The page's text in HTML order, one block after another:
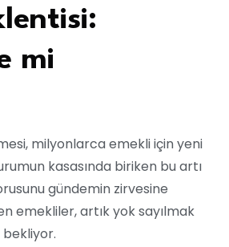
mi
milyonlarca emekli için yeni
kasasında biriken bu artı
gündemin zirvesine
emekliler, artık yok sayılmak
bekliyor.